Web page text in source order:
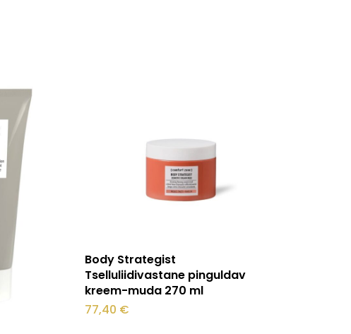
Lisa korvi
Body Strategist
Tselluliidivastane pinguldav
kreem-muda 270 ml
77,40 €